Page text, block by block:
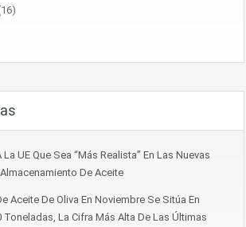
La UE Que Sea “más Realista” En Las Nuevas
De Aceite
Aceite De Oliva En Noviembre Se Sitúa En
Toneladas, La Cifra Más Alta De Las Últimas